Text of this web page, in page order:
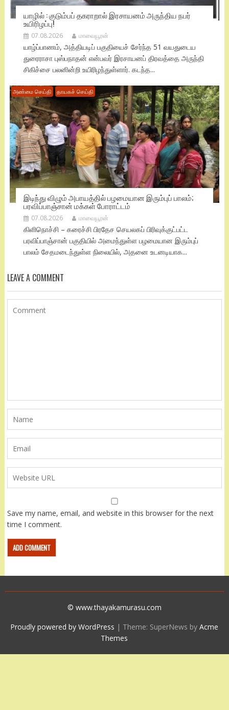
யாழில் : குடும்பப் தகராறால் இரசாயனம் அருந்திய நபர்
உயிரிழப்பு!
07.08.2026 மாவையூரன்
யாழ்ப்பாணம், அத்தியடிப் பகுதியைச் சேர்ந்த 51 வயதுடைய
துரைராசா புஸ்பநாதன் என்பவர் இரசாயனப் திரவத்தை அருந்தி
சிகிச்சை பலனின்றி உயிரிழந்துள்ளார். கடந்த...
அண்மை செய்தி தாயகச் செய்தி
இடிந்து விழும் அபாயத்தில் பழமையான இரும்புப் பாலம்;
பரவிப்பாஞ்சான் மக்கள் போராட்டம்
07.08.2026 மாவையூரன்
கிளிநொச்சி – கரைச்சி பிரதேச செயலகப் பிரிவுக்குட்பட்ட
பரவிப்பாஞ்சான் பகுதியில் அமைந்துள்ள பழமையான இரும்புப்
பாலம் சேதமடைந்துள்ள நிலையில், அதனை உடனடியாக...
LEAVE A COMMENT
Save my name, email, and website in this browser for the next
time I comment.
© www.thayakamurasu.com
Proudly powered by WordPress | Theme: SuperNews byAcme
Themes